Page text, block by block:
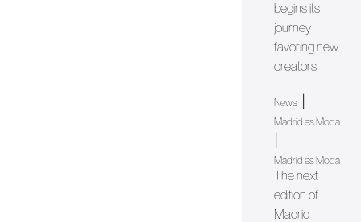
begins its
journey
favoring new
creators
News
Madrid es Moda
Madrid es Moda
The next
edition of
Madrid